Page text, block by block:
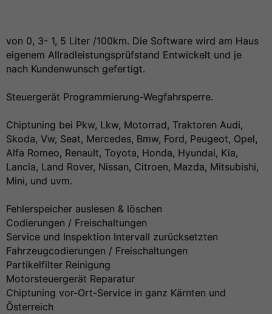
von 0, 3- 1, 5 Liter /100km. Die Software wird am Haus
eigenem Allradleistungsprüfstand Entwickelt und je
nach Kundenwunsch gefertigt.
Steuergerät Programmierung-Wegfahrsperre.
Chiptuning bei Pkw, Lkw, Motorrad, Traktoren Audi,
Skoda, Vw, Seat, Mercedes, Bmw, Ford, Peugeot, Opel,
Alfa Romeo, Renault, Toyota, Honda, Hyundai, Kia,
Lancia, Land Rover, Nissan, Citroen, Mazda, Mitsubishi,
Mini, und uvm.
Fehlerspeicher auslesen & löschen
Codierungen / Freischaltungen
Service und Inspektion Intervall zurücksetzten
Fahrzeugcodierungen / Freischaltungen
Partikelfilter Reinigung
Motorsteuergerät Reparatur
Chiptuning vor-Ort-Service in ganz Kärnten und
Österreich